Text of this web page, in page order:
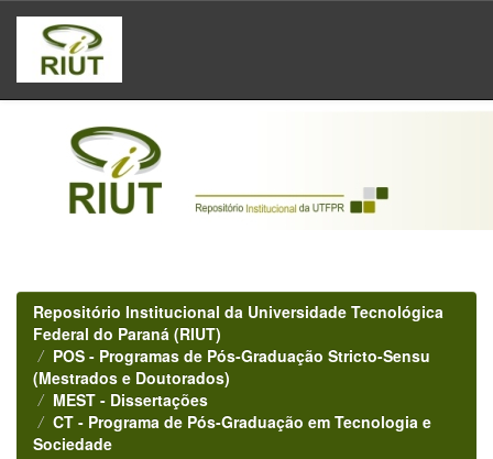
Skip
navigation
Repositório Institucional da Universidade Tecnológica
Federal do Paraná (RIUT)
POS - Programas de Pós-Graduação Stricto-Sensu
(Mestrados e Doutorados)
MEST - Dissertações
CT - Programa de Pós-Graduação em Tecnologia e
Sociedade